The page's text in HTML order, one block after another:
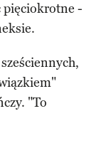
pięciokrotne -
"To